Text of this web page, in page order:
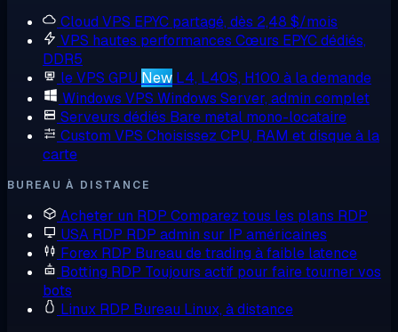
Cloud VPS EPYC partagé, dès 2,48 $/mois
VPS hautes performances Cœurs EPYC dédiés,
DDR5
le VPS GPU New L4, L40S, H100 à la demande
Windows VPS Windows Server, admin complet
Serveurs dédiés Bare metal mono-locataire
Custom VPS Choisissez CPU, RAM et disque à la
carte
BUREAU À DISTANCE
Acheter un RDP Comparez tous les plans RDP
USA RDP RDP admin sur IP américaines
Forex RDP Bureau de trading à faible latence
Botting RDP Toujours actif pour faire tourner vos
bots
Linux RDP Bureau Linux, à distance